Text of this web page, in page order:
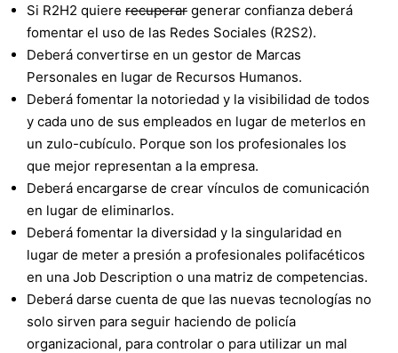
Si R2H2 quiere recuperar generar confianza deberá
fomentar el uso de las Redes Sociales (R2S2).
Deberá convertirse en un gestor de Marcas
Personales en lugar de Recursos Humanos.
Deberá fomentar la notoriedad y la visibilidad de todos
y cada uno de sus empleados en lugar de meterlos en
un zulo-cubículo. Porque son los profesionales los
que mejor representan a la empresa.
Deberá encargarse de crear vínculos de comunicación
en lugar de eliminarlos.
Deberá fomentar la diversidad y la singularidad en
lugar de meter a presión a profesionales polifacéticos
en una Job Description o una matriz de competencias.
Deberá darse cuenta de que las nuevas tecnologías no
solo sirven para seguir haciendo de policía
organizacional, para controlar o para utilizar un mal